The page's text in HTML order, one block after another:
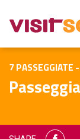
7 PASSEGGIATE